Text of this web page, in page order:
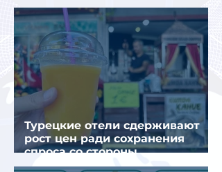
Турецкие отели сдерживают
рост цен ради сохранения
спроса со стороны
иностранных туристов